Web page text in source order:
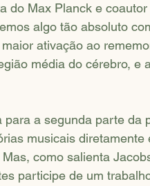
do Max Planck e coautor
algo tão absoluto
ativação ao
média do cérebro, e
a segunda parte da
musicais diretamente
como salienta
participe de um